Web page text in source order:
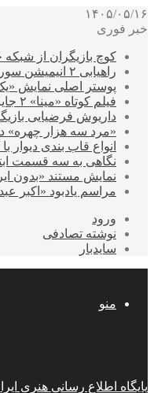
۱۴۰۵/۰۵/۱۶
خبر فوری
کوچ بازیگران از
راهیابی ۲ انیمیشن سوره به سی‌امین جشنواره فیلم رود آیلند
پوستر اصلی نمایش
فیلم کوتاه «مینا» ۲ جایزه از راه ابریشم گرفت؛ پوستر منتشر شد
داریوش فرضیایی
«مرد سه هزار چهره»
انواع قاب بندی
نگاهی به سه قسمت
نمایش مستند «بدون
مراسم یادبود «اکبر
ورود
نوشته تصادفی
سایدبار
منو
پایگاه اطلاع رسانی هنری